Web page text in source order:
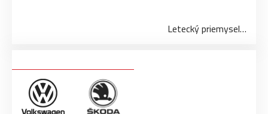
Letecký priemysel…